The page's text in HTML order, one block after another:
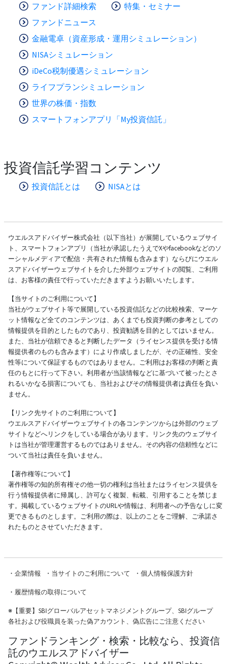
ファンド詳細検索
特集・セミナー
ファンドニュース
金融電卓（資産形成・運用シミュレーション）
NISAシミュレーション
iDeCo税制優遇シミュレーション
ライフプランシミュレーション
世界の株価・指数
スマートフォンアプリ「My投資信託」
投資信託学習コンテンツ
投資信託とは NISAとは
ウエルスアドバイザー株式会社（以下当社）が展開しているウェブサイ
ト、スマートフォンアプリ（当社が承認したうえでXやfacebookなどのソ
ーシャルメディアで配信・共有された情報も含みます）ならびにウエル
スアドバイザーウェブサイトを介した外部ウェブサイトの閲覧、ご利用
は、お客様の責任で行っていただきますようお願いいたします。
【当サイトのご利用について】
当社がウェブサイト等で展開している投資信託などの比較検索、マーケ
ット情報など全てのコンテンツは、あくまでも投資判断の参考としての
情報提供を目的としたものであり、投資勧誘を目的としてはいません。
また、当社が信頼できると判断したデータ（ライセンス提供を受ける情
報提供者のものも含みます）により作成しましたが、その正確性、安全
性等について保証するものではありません。ご利用はお客様の判断と責
任のもとに行って下さい。利用者が当該情報などに基づいて被ったとさ
れるいかなる損害についても、当社およびその情報提供者は責任を負い
ません。
【リンク先サイトのご利用について】
ウエルスアドバイザーウェブサイトの各コンテンツからは外部のウェブ
サイトなどへリンクをしている場合があります。リンク先のウェブサイ
トは当社が管理運営するものではありません。その内容の信頼性などに
ついて当社は責任を負いません。
【著作権等について】
著作権等の知的所有権その他一切の権利は当社またはライセンス提供を
行う情報提供者に帰属し、許可なく複製、転載、引用することを禁じま
す。掲載しているウェブサイトのURLや情報は、利用者への予告なしに変
更できるものとします。ご利用の際は、以上のことをご理解、ご承諾さ
れたものとさせていただきます。
・ 企業情報 ・ 当サイトのご利用について ・ 個人情報保護方針
・ 履歴情報の取得について
※【重要】SBIグローバルアセットマネジメントグループ、SBIグループ
各社および役職員を装った偽アカウント、偽広告にご注意ください
ファンドランキング・検索・比較なら、投資信
託のウエルスアドバイザー